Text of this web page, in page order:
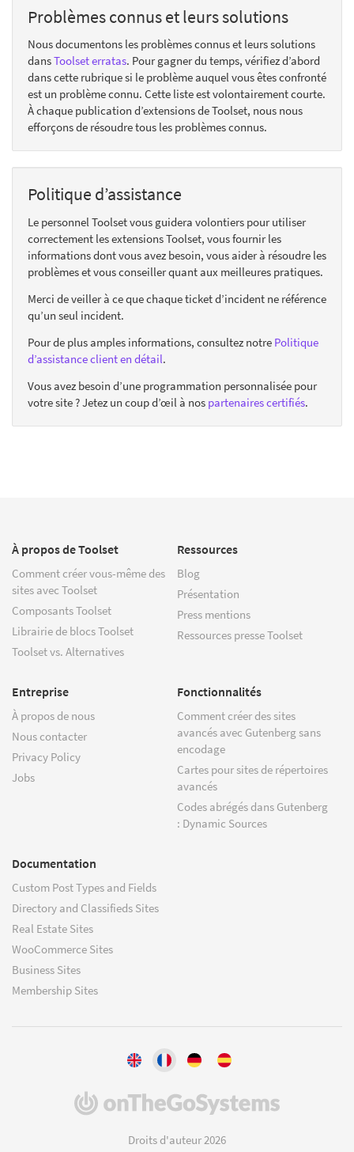
Problèmes connus et leurs solutions
Nous documentons les problèmes connus et leurs solutions
dansToolset erratas. Pour gagner du temps, vérifiez d’abord
dans cette rubrique si le problème auquel vous êtes confronté
est un problème connu. Cette liste est volontairement courte.
À chaque publication d’extensions de Toolset, nous nous
efforçons de résoudre tous les problèmes connus.
Politique d’assistance
Le personnel Toolset vous guidera volontiers pour utiliser
correctement les extensions Toolset, vous fournir les
informations dont vous avez besoin, vous aider à résoudre les
problèmes et vous conseiller quant aux meilleures pratiques.
Merci de veiller à ce que chaque ticket d’incident ne référence
qu’un seul incident.
Pour de plus amples informations, consultez notre Politique
d’assistance client en détail.
Vous avez besoin d’une programmation personnalisée pour
votre site ? Jetez un coup d’œil à nos partenaires certifiés.
À propos de Toolset
Comment créer vous-même des
sites avec Toolset
Composants Toolset
Librairie de blocs Toolset
Toolset vs. Alternatives
Ressources
Blog
Présentation
Press mentions
Ressources presse Toolset
Entreprise
À propos de nous
Nous contacter
Privacy Policy
Jobs
Fonctionnalités
Comment créer des sites
avancés avec Gutenberg sans
encodage
Cartes pour sites de répertoires
avancés
Codes abrégés dans Gutenberg
: Dynamic Sources
Documentation
Custom Post Types and Fields
Directory and Classifieds Sites
Real Estate Sites
WooCommerce Sites
Business Sites
Membership Sites
(s'ouvre
Droits d'auteur 2026